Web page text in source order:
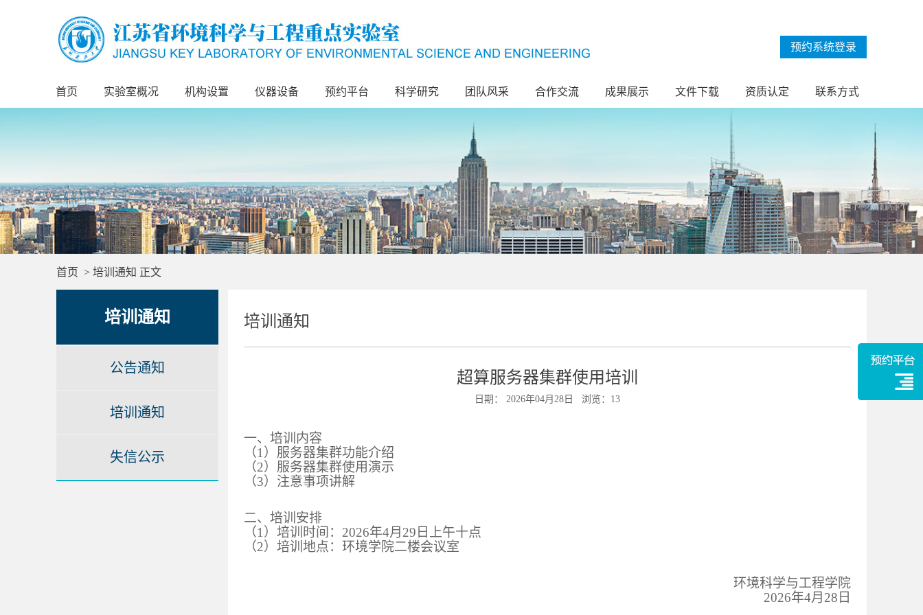
预约系统登录
首页 实验室概况 机构设置 仪器设备 预约平台 科学研究 团队风采 合作交流 成果展示 文件下载 资质认定 联系方式
首页 > 培训通知 正文
培训通知
公告通知
培训通知
失信公示
培训通知
超算服务器集群使用培训
日期： 2026年04月28日 浏览： 13
一、培训内容
（1 ）服务器集群功能介绍
（2）服务器集群使用演示
（3）注意事项讲解
二、培训安排
（1 ）培训时间： 2026年4月 29 日上午十点
（2）培训地点：环境学院二楼会议室
环境科学与工程学院
2026年4月 28 日